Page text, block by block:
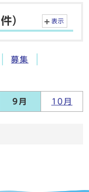
） 表示
募集
9月 10月